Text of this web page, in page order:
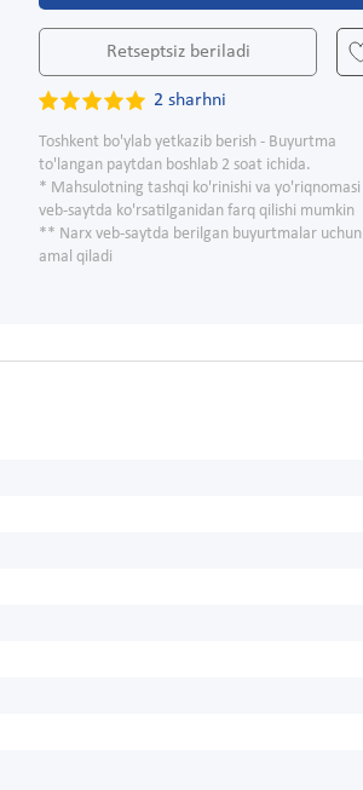
Retseptsiz beriladi
2 sharhni
Toshkent bo'ylab yetkazib berish - Buyurtma
to'langan paytdan boshlab 2 soat ichida.
* Mahsulotning tashqi ko'rinishi va yo'riqnomasi
veb-saytda ko'rsatilganidan farq qilishi mumkin
** Narx veb-saytda berilgan buyurtmalar uchun
amal qiladi